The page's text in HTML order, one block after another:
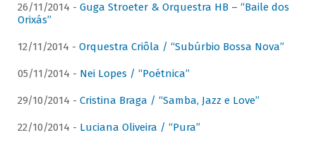
26/11/2014 - Guga Stroeter & Orquestra HB – “Baile dos
Orixás”
12/11/2014 - Orquestra Criôla / “Subúrbio Bossa Nova”
05/11/2014 - Nei Lopes / “Poétnica”
29/10/2014 - Cristina Braga / “Samba, Jazz e Love”
22/10/2014 - Luciana Oliveira / “Pura”